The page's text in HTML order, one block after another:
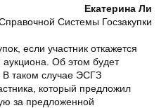
Екатерина Ли
Системы Госзакупки
если участник откажется
аукциона. Об этом будет
В таком случае ЭСГЗ
который предложил
за предложенной